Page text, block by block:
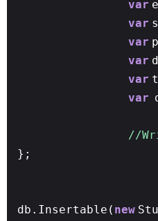
var
var
var
var
var
var
//
};
db.Insertable( new